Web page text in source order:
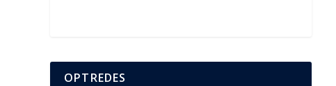
OPTREDES